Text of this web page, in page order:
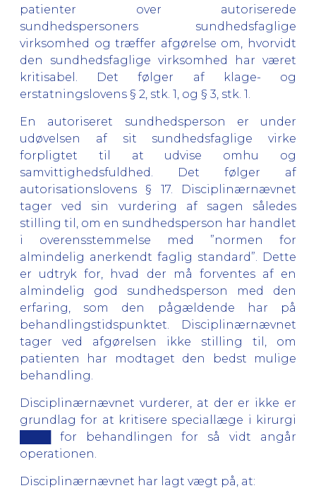
patienter over autoriserede
sundhedspersoners sundhedsfaglige
virksomhed og træffer afgørelse om, hvorvidt
den sundhedsfaglige virksomhed har været
kritisabel. Det følger af klage- og
erstatningslovens § 2, stk. 1, og § 3, stk. 1.
En autoriseret sundhedsperson er under
udøvelsen af sit sundhedsfaglige virke
forpligtet til at udvise omhu og
samvittighedsfuldhed. Det følger af
autorisationslovens § 17. Disciplinærnævnet
tager ved sin vurdering af sagen således
stilling til, om en sundhedsperson har handlet
i overensstemmelse med ”normen for
almindelig anerkendt faglig standard”. Dette
er udtryk for, hvad der må forventes af en
almindelig god sundhedsperson med den
erfaring, som den pågældende har på
behandlingstidspunktet. Disciplinærnævnet
tager ved afgørelsen ikke stilling til, om
patienten har modtaget den bedst mulige
behandling.
Disciplinærnævnet vurderer, at der er ikke er
grundlag for at kritisere speciallæge i kirurgi
████ for behandlingen for så vidt angår
operationen.
Disciplinærnævnet har lagt vægt på, at: